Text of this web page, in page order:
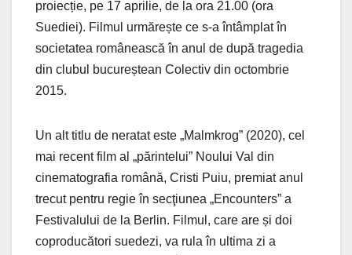
proiecție, pe 17 aprilie, de la ora 21.00 (ora
Suediei). Filmul urmărește ce s-a întâmplat în
societatea românească în anul de după tragedia
din clubul bucureștean Colectiv din octombrie
2015.
Un alt titlu de neratat este „Malmkrog” (2020), cel
mai recent film al „părintelui” Noului Val din
cinematografia română, Cristi Puiu, premiat anul
trecut pentru regie în secţiunea „Encounters” a
Festivalului de la Berlin. Filmul, care are și doi
coproducători suedezi, va rula în ultima zi a